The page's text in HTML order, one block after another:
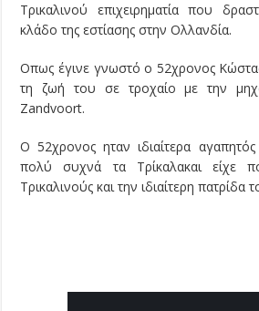
Τρικαλινού επιχειρηματία που
κλάδο της εστίασης στην Ολλανδία.
Οπως έγινε γνωστό ο 52χρονος
τη ζωή του σε τροχαίο με την
Zandvoort.
Ο 52χρονος ηταν ιδιαίτερα
πολύ συχνά τα Τρίκαλακαι είχε
Τρικαλινούς και την ιδιαίτερη πατρίδα